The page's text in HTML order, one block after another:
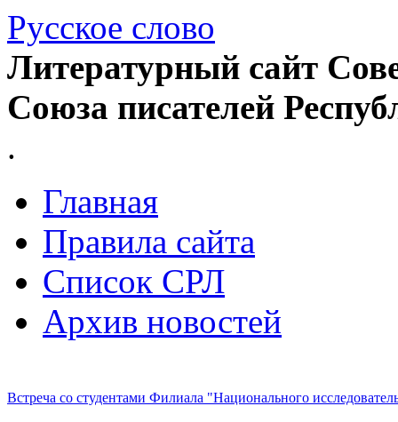
Русское слово
Литературный сайт
Союза писателей
.
Главная
Правила сайта
Список СРЛ
Архив новостей
Встреча со студентами Филиала "Национального